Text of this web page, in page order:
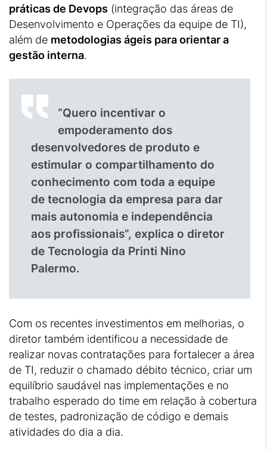
práticas de Devops (integração das áreas de
Desenvolvimento e Operações da equipe de TI),
além de metodologias ágeis para orientar a
gestão interna.
“Quero incentivar o
empoderamento dos
desenvolvedores de produto e
estimular o compartilhamento do
conhecimento com toda a equipe
de tecnologia da empresa para dar
mais autonomia e independência
aos profissionais”, explica o diretor
de Tecnologia da Printi Nino
Palermo.
Com os recentes investimentos em melhorias, o
diretor também identificou a necessidade de
realizar novas contratações para fortalecer a área
de TI, reduzir o chamado débito técnico, criar um
equilíbrio saudável nas implementações e no
trabalho esperado do time em relação à cobertura
de testes, padronização de código e demais
atividades do dia a dia.